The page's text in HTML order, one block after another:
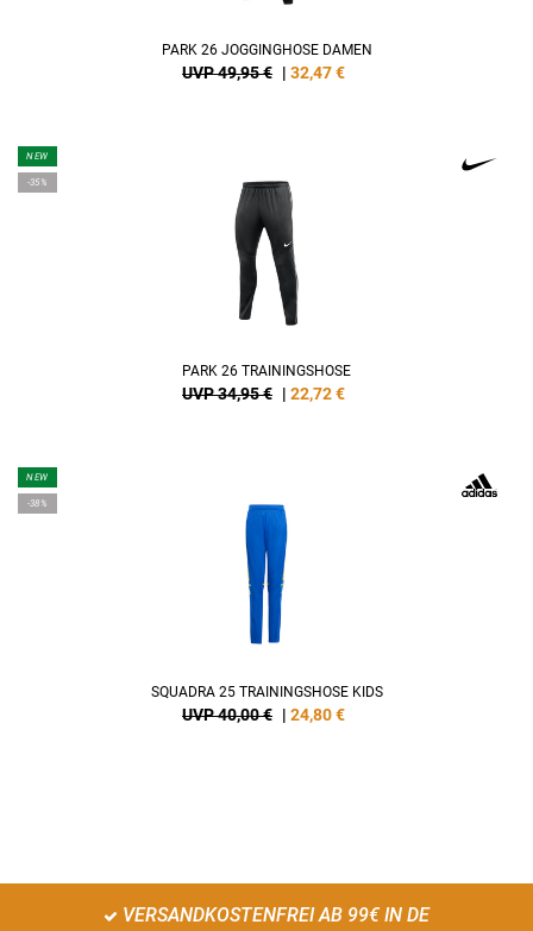
PARK 26 JOGGINGHOSE DAMEN
UVP 49,95 € | 32,47€
NEW
-35%
PARK 26 TRAININGSHOSE
UVP 34,95 € | 22,72€
NEW
-38%
SQUADRA 25 TRAININGSHOSE KIDS
UVP 40,00 € | 24,80€
VERSANDKOSTENFREI AB 99€ IN DE